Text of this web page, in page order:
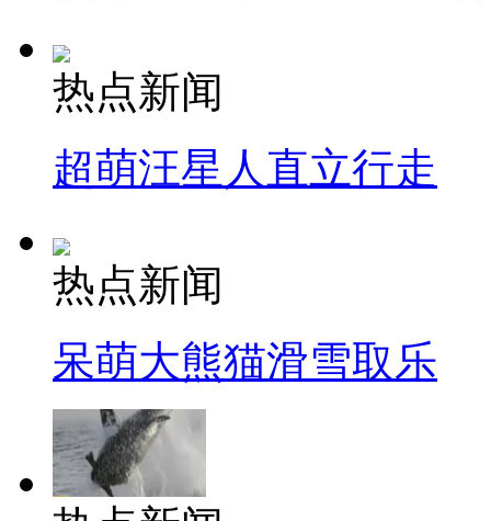
热点新闻
超萌汪星人直立行走
热点新闻
呆萌大熊猫滑雪取乐